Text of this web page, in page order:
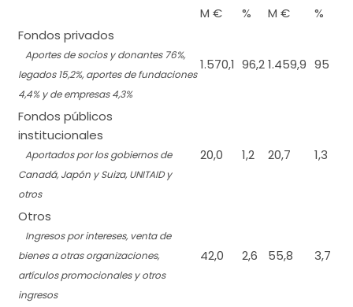
M €
% M €
%
Fondos privados
Aportes de socios y donantes 76%,
legados 15,2%, aportes de fundaciones
4,4% y de empresas 4,3%
1.570,1 96,21.459,9 95
Fondos públicos
institucionales
Aportados por los gobiernos de
Canadá, Japón y Suiza, UNITAID y
otros
20,0 1,2 20,7 1,3
Otros
Ingresos por intereses, venta de
bienes a otras organizaciones,
artículos promocionales y otros
ingresos
42,0 2,6 55,8 3,7